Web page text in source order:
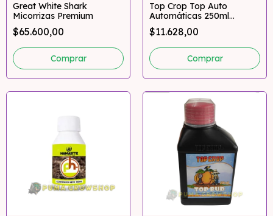
Great White Shark
Micorrizas Premium
$65.600,00
Comprar
Top Crop Top Auto
Automáticas 250ml
Pumagrowshop
$11.628,00